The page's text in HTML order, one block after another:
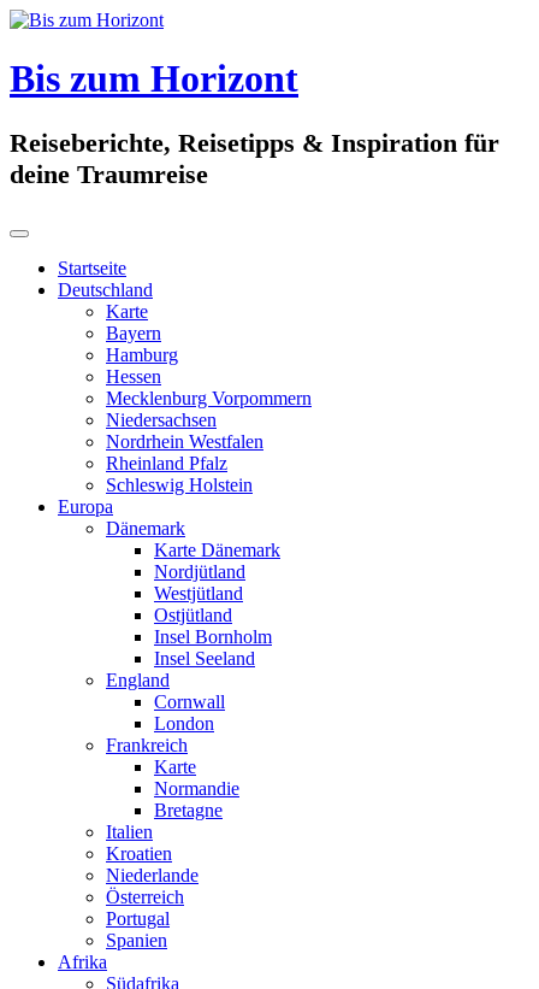
Skip
content
Bis zum Horizont
Reiseberichte, Reisetipps & Inspiration für
deine Traumreise
Startseite
Deutschland
Karte
Bayern
Hamburg
Hessen
Mecklenburg Vorpommern
Niedersachsen
Nordrhein Westfalen
Rheinland Pfalz
Schleswig Holstein
Europa
Dänemark
Karte Dänemark
Nordjütland
Westjütland
Ostjütland
Insel Bornholm
Insel Seeland
England
Cornwall
London
Frankreich
Karte
Normandie
Bretagne
Italien
Kroatien
Niederlande
Österreich
Portugal
Spanien
Afrika
Südafrika